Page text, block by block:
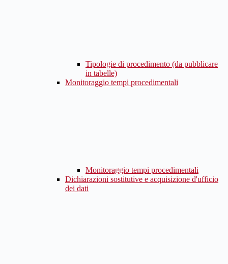
Tipologie di procedimento (da pubblicare
in tabelle)
Monitoraggio tempi procedimentali
Monitoraggio tempi procedimentali
Dichiarazioni sostitutive e acquisizione d'ufficio
dei dati